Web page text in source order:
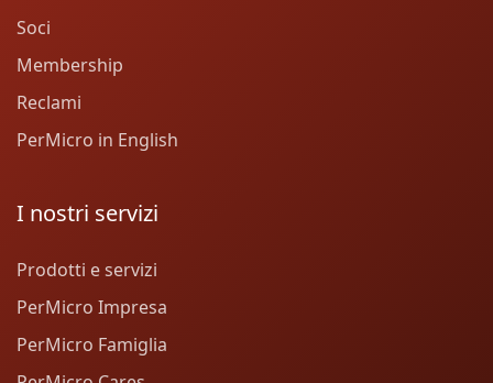
Soci
Membership
Reclami
PerMicro in English
I nostri servizi
Prodotti e servizi
PerMicro Impresa
PerMicro Famiglia